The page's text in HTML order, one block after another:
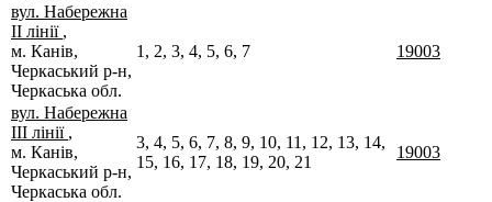
вул. Набережна
ІІ лінії ,
м. Канів,
Черкаський р-н,
Черкаська обл.
1, 2, 3, 4, 5, 6, 7 19003
вул. Набережна
ІІІ лінії ,
м. Канів,
Черкаський р-н,
Черкаська обл.
3, 4, 5, 6, 7, 8, 9, 10, 11, 12, 13, 14,
15, 16, 17, 18, 19, 20, 21
19003